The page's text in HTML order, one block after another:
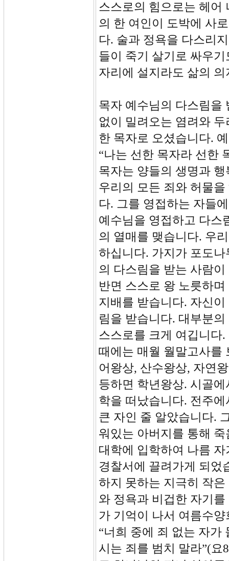
스스로의 힘으로는 헤어
의 한 여인이 도박에 사
다. 술과 정욕을 다스리
들이 죽기 살기로 싸우
자리에 설지라도 삶의
목자 예수님의 다스림을
없이 밀려오는 염려와
한 목자로 오셨습니다.
“나는 선한 목자라 선한
목자는 양들의 생명과
우리의 모든 죄와 허물
다. 그를 영접하는 자들
예수님을 영접하고 다스
의 열매를 맺습니다. 우
하십니다. 가지가 포도
의 다스림을 받는 사람
반면 스스로 왕 노릇하
지배를 받습니다. 자신
림을 받습니다. 대부분
스스로를 크게 여깁니다
때에는 매월 월말고사를
어왕상, 산수왕상, 자연
등하면 학년왕상. 시골
학을 떠났습니다. 전주
큰 자인 줄 알았습니다.
워있는 아버지를 통해
대학에 입학하여 나름
경찰서에 끌려가게 되었
하지 못하는 지극히 작
와 정욕과 비겁한 자기
가 기억이 나서 여름수
“너희 중에 죄 없는 자가
시는 죄를 범치 말라”(요